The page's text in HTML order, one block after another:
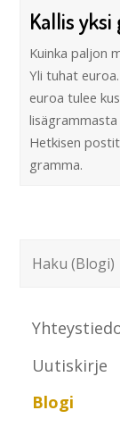
Kallis yksi
Kuinka paljon
Yli tuhat
euroa tulee
Hetkisen
gramma.
Uutiskirje
Blogi